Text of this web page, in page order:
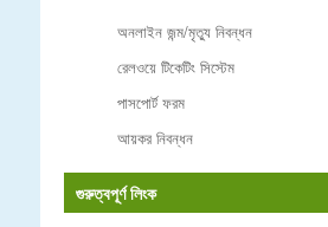
অনলাইন জন্ম/মৃত্যু নিবন্ধন
রেলওয়ে টিকেটিং সিস্টেম
পাসপোর্ট ফরম
আয়কর নিবন্ধন
গুরুত্বপূর্ণ লিংক